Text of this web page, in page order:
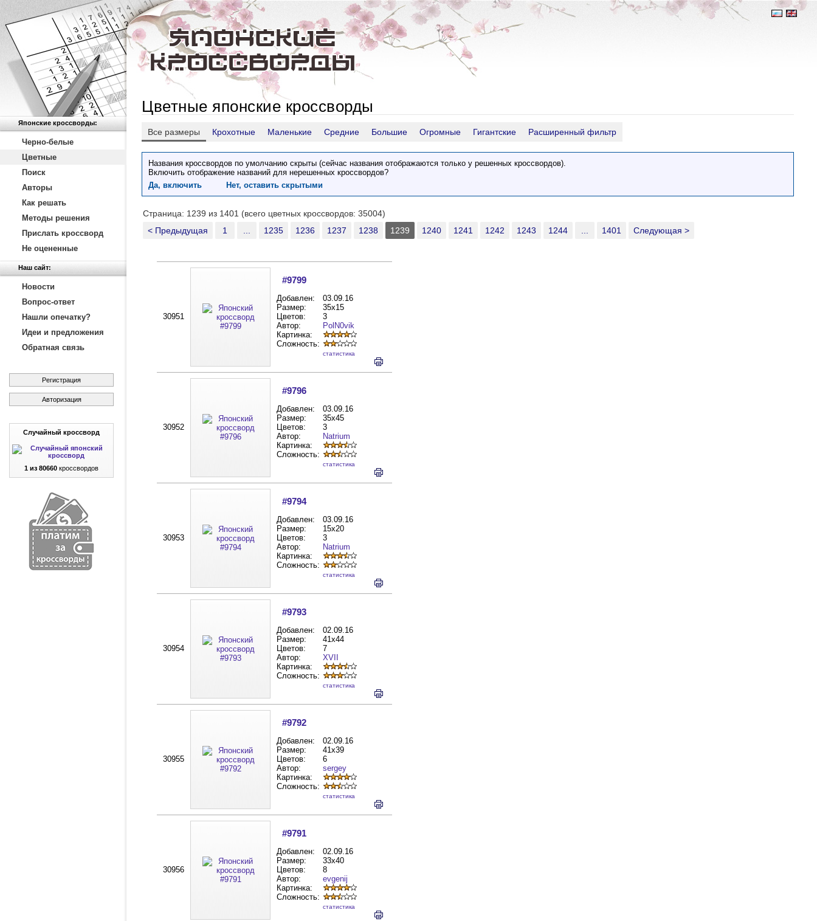
Японские кроссворды:
Черно-белые
Цветные
Поиск
Авторы
Как решать
Методы решения
Прислать кроссворд
Не оцененные
Наш сайт:
Новости
Вопрос-ответ
Нашли опечатку?
Идеи и предложения
Обратная связь
Регистрация
Авторизация
Случайный кроссворд
1 из 80660 кроссвордов
Цветные японские кроссворды
Все размеры Крохотные Маленькие Средние Большие Огромные Гигантские Расширенный фильтр
Названия кроссвордов по умолчанию скрыты (сейчас названия отображаются только у решенных кроссвордов).
Включить отображение названий для нерешенных кроссвордов?
Да, включить
Нет, оставить скрытыми
Страница: 1239 из 1401 (всего цветных кроссвордов: 35004)
< Предыдущая
1 1235 1236 1237 1238 1239 1240 1241 1242 1243 1244 1401 Следующая >
30951
#9799
Добавлен:
03.09.16
Размер:
35x15
Цветов:
3
Автор:
PolN0vik
Картинка:
Сложность:
cтатистика
30952
#9796
Добавлен:
03.09.16
Размер:
35x45
Цветов:
3
Автор:
Natrium
Картинка:
Сложность:
cтатистика
30953
#9794
Добавлен:
03.09.16
Размер:
15x20
Цветов:
3
Автор:
Natrium
Картинка:
Сложность:
cтатистика
30954
#9793
Добавлен:
02.09.16
Размер:
41x44
Цветов:
7
Автор:
XVII
Картинка:
Сложность:
cтатистика
30955
#9792
Добавлен:
02.09.16
Размер:
41x39
Цветов:
6
Автор:
sergey
Картинка:
Сложность:
cтатистика
30956
#9791
Добавлен:
02.09.16
Размер:
33x40
Цветов:
8
Автор:
evgenij
Картинка:
Сложность:
cтатистика